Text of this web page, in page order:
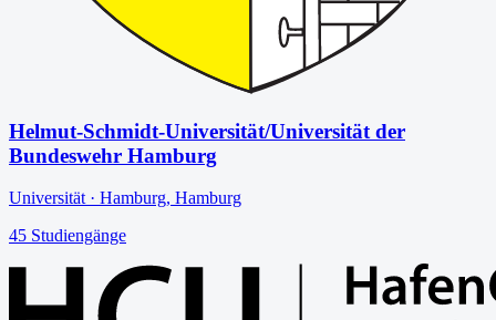
Helmut-Schmidt-Universität/Universität der
Bundeswehr Hamburg
Universität · Hamburg, Hamburg
45 Studiengänge